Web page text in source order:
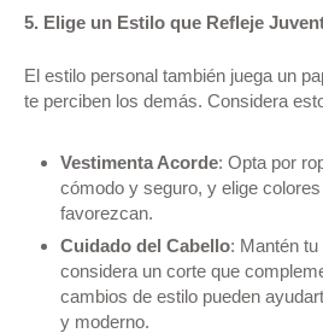
5. Elige un Estilo que Refleje
El estilo personal también juega un
te perciben los demás. Considera
Vestimenta Acorde: Opta por
cómodo y seguro, y elige
favorezcan.
Cuidado del Cabello: Mantén
considera un corte que
cambios de estilo pueden
y moderno.